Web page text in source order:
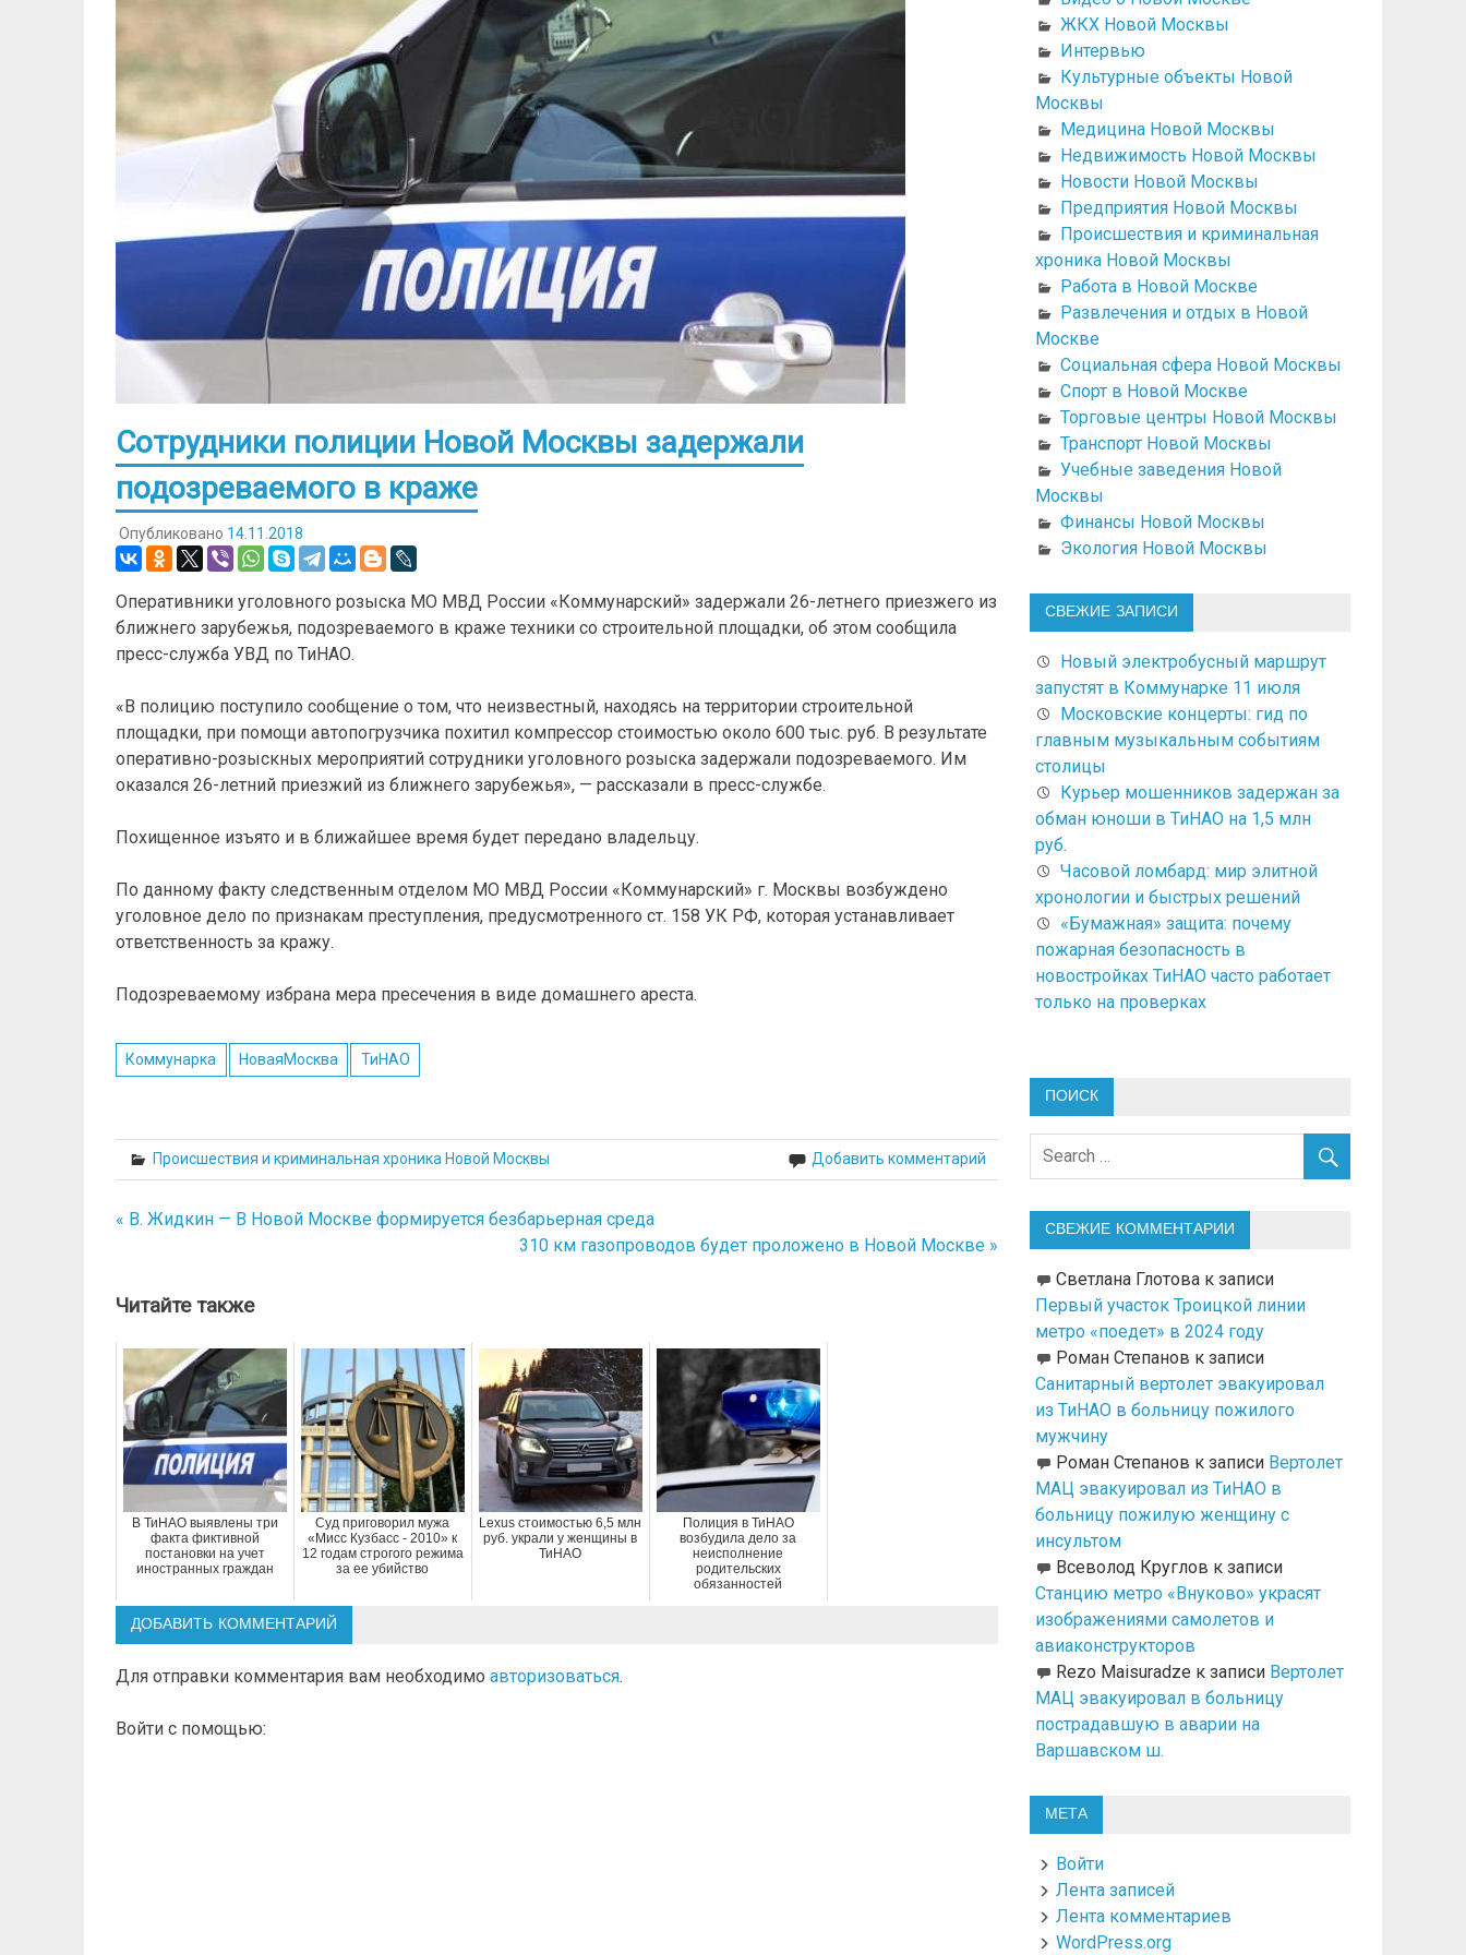
Сотрудники полиции Новой Москвы задержали
подозреваемого в краже
Опубликовано 14.11.2018
Оперативники уголовного розыска МО МВД России «Коммунарский» задержали 26-летнего приезжего из
ближнего зарубежья, подозреваемого в краже техники со строительной площадки, об этом сообщила
пресс-служба УВД по ТиНАО.
«В полицию поступило сообщение о том, что неизвестный, находясь на территории строительной
площадки, при помощи автопогрузчика похитил компрессор стоимостью около 600 тыс. руб. В результате
оперативно-розыскных мероприятий сотрудники уголовного розыска задержали подозреваемого. Им
оказался 26-летний приезжий из ближнего зарубежья», — рассказали в пресс-службе.
Похищенное изъято и в ближайшее время будет передано владельцу.
По данному факту следственным отделом МО МВД России «Коммунарский» г. Москвы возбуждено
уголовное дело по признакам преступления, предусмотренного ст. 158 УК РФ, которая устанавливает
ответственность за кражу.
Подозреваемому избрана мера пресечения в виде домашнего ареста.
Коммунарка НоваяМосква ТиНАО
Происшествия и криминальная хроника Новой Москвы Добавить комментарий
Навигация
записям
« В. Жидкин — В Новой Москве формируется безбарьерная среда
310 км газопроводов будет проложено в Новой Москве »
Читайте также
В ТиНАО выявлены три
факта фиктивной
постановки на учет
иностранных граждан
Суд приговорил мужа
«Мисс Кузбасс - 2010» к
12 годам строгого режима
за ее убийство
Lexus стоимостью 6,5 млн
руб. украли у женщины в
ТиНАО
Полиция в ТиНАО
возбудила дело за
неисполнение
родительских
обязанностей
ДОБАВИТЬ КОММЕНТАРИЙ
Для отправки комментария вам необходимо авторизоваться.
Войти с помощью:
ЖКХ Новой Москвы
Интервью
Культурные объекты Новой
Москвы
Медицина Новой Москвы
Недвижимость Новой Москвы
Новости Новой Москвы
Предприятия Новой Москвы
Происшествия и криминальная
хроника Новой Москвы
Работа в Новой Москве
Развлечения и отдых в Новой
Москве
Социальная сфера Новой Москвы
Спорт в Новой Москве
Торговые центры Новой Москвы
Транспорт Новой Москвы
Учебные заведения Новой
Москвы
Финансы Новой Москвы
Экология Новой Москвы
СВЕЖИЕ ЗАПИСИ
Новый электробусный маршрут
запустят в Коммунарке 11 июля
Московские концерты: гид по
главным музыкальным событиям
столицы
Курьер мошенников задержан за
обман юноши в ТиНАО на 1,5 млн
руб.
Часовой ломбард: мир элитной
хронологии и быстрых решений
«Бумажная» защита: почему
пожарная безопасность в
новостройках ТиНАО часто работает
только на проверках
ПОИСК
СВЕЖИЕ КОММЕНТАРИИ
Светлана Глотовак записи
Первый участок Троицкой линии
метро «поедет» в 2024 году
Роман Степанов к записи
Санитарный вертолет эвакуировал
из ТиНАО в больницу пожилого
мужчину
Роман Степанов к записи Вертолет
МАЦ эвакуировал из ТиНАО в
больницу пожилую женщину с
инсультом
Всеволод Круглов к записи
Станцию метро «Внуково» украсят
изображениями самолетов и
авиаконструкторов
Rezo Maisuradze к записи Вертолет
МАЦ эвакуировал в больницу
пострадавшую в аварии на
Варшавском ш.
МЕТА
Войти
Лента записей
Лента комментариев
WordPress.org